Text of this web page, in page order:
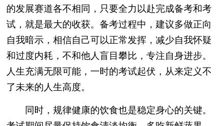
的发展赛道各不相同，只要全力以赴完成备考和考
试，就是最大的收获。备考过程中，建议多做正向
自我暗示，相信自己可以正常发挥，减少自我怀疑
和过度内耗，不和他人盲目攀比，专注自身进步。
人生充满无限可能，一时的考试起伏，从来定义不
了未来的人生高度。
同时，规律健康的饮食也是稳定身心的关键。